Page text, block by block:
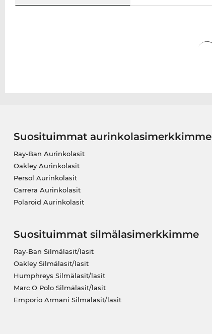
Suosituimmat aurinkolasimerkkimme
Ray-Ban Aurinkolasit
Oakley Aurinkolasit
Persol Aurinkolasit
Carrera Aurinkolasit
Polaroid Aurinkolasit
Suosituimmat silmälasimerkkimme
Ray-Ban Silmälasit/lasit
Oakley Silmälasit/lasit
Humphreys Silmälasit/lasit
Marc O Polo Silmälasit/lasit
Emporio Armani Silmälasit/lasit